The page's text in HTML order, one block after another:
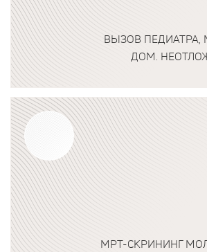
ВЫЗОВ ПЕДИАТРА,
ДОМ.
Подробнее о программе
МРТ-СКРИНИНГ